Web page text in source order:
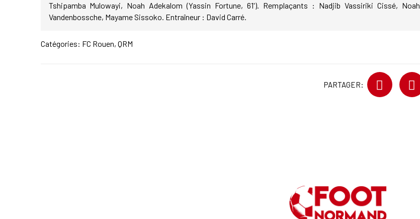
Tshipamba Mulowayi, Noah Adekalom (Yassin Fortune, 61'). Remplaçants : Nadjib Vassiriki Cissé, Noah
Vandenbossche, Mayame Sissoko. Entraîneur : David Carré.
Catégories: FC Rouen, QRM
PARTAGER: